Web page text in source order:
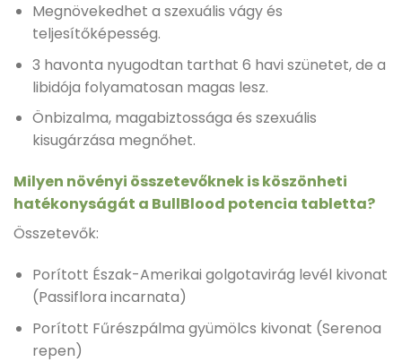
Megnövekedhet a szexuális vágy és
teljesítőképesség.
3 havonta nyugodtan tarthat 6 havi szünetet, de a
libidója folyamatosan magas lesz.
Önbizalma, magabiztossága és szexuális
kisugárzása megnőhet.
Milyen növényi összetevőknek is köszönheti
hatékonyságát a BullBlood potencia tabletta?
Összetevők:
Porított Észak-Amerikai golgotavirág levél kivonat
(Passiflora incarnata)
Porított Fűrészpálma gyümölcs kivonat (Serenoa
repen)